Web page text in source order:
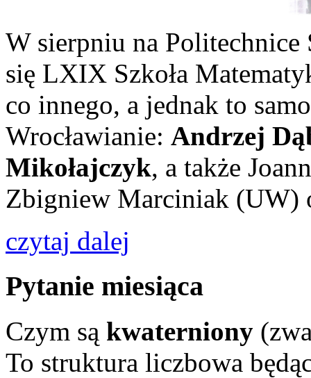
W sierpniu na
się LXIX Szkoła
co innego, a jednak to
Wrocławianie: Andrzej
Mikołajczyk, a także
Zbigniew Marciniak (UW)
czytaj dalej
Pytanie miesiąca
Czym są kwaterniony
To struktura liczbowa